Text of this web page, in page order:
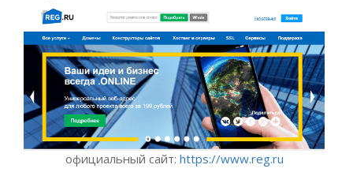
официальный сайт: https://www.reg.ru